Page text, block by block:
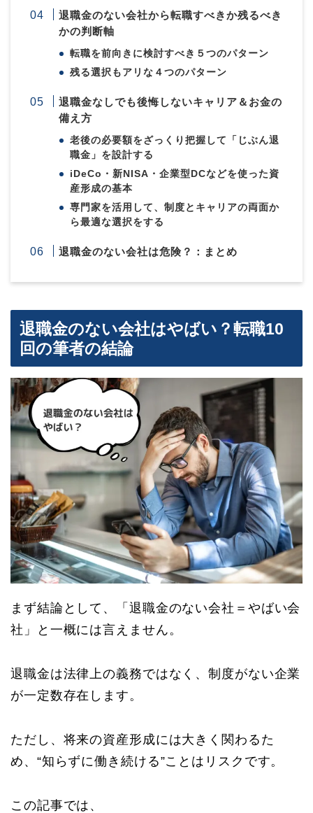
退職金のない会社から転職すべきか残るべき
かの判断軸
転職を前向きに検討すべき５つのパターン
残る選択もアリな４つのパターン
退職金なしでも後悔しないキャリア＆お金の
備え方
老後の必要額をざっくり把握して「じぶん退
職金」を設計する
iDeCo・新NISA・企業型DCなどを使った資
産形成の基本
専門家を活用して、制度とキャリアの両面か
ら最適な選択をする
退職金のない会社は危険？：まとめ
退職金のない会社はやばい？転職10
回の筆者の結論
まず結論として、「退職金のない会社＝やばい会
社」と一概には言えません。
退職金は法律上の義務ではなく、制度がない企業
が一定数存在します。
ただし、将来の資産形成には大きく関わるた
め、“知らずに働き続ける”ことはリスクです。
この記事では、